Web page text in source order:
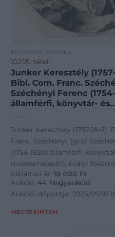
FESTMÉNY, GRAFIKA
10205. tétel:
Junker Keresztély (1757-
Bibl. Com. Franc.
Széchényi Ferenc
államférfi, könyvtár- és
vármegye főispánja,
István édesapja
gyűjteményének ex
sz. vége körül.]
jelzett a metszeten, 7×7
Junker Keresztély (1757-1841):
Franc. Széchényi. [gróf
(1754-1820) államférfi,
múzeumalapító, királyi
Somogy vármegye főispánja,
István édesapja nagycenki
ex librise. XVIII. sz. vége körül.]
papír, jelzett a metszeten, 7x7
Kikiáltási ár: 10 000 Ft
Aukció: 44. Nagyaukció
Aukció időpontja: 2025/05/10
MEGTEKINTEM